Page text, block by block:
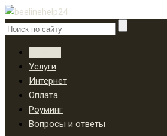
Услуги
Интернет
Оплата
Роуминг
Вопросы и ответы